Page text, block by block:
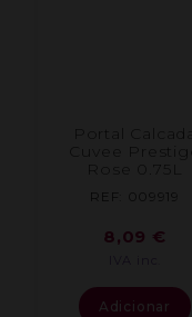
Portal Calcada
Cuvee Prestige
Rose 0.75L
REF: 009919
8,09 €
Adicionar